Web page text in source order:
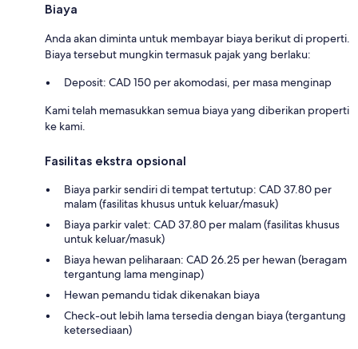
Biaya
Anda akan diminta untuk membayar biaya berikut di properti.
Biaya tersebut mungkin termasuk pajak yang berlaku:
Deposit: CAD 150 per akomodasi, per masa menginap
Kami telah memasukkan semua biaya yang diberikan properti
ke kami.
Fasilitas ekstra opsional
Biaya parkir sendiri di tempat tertutup: CAD 37.80 per
malam (fasilitas khusus untuk keluar/masuk)
Biaya parkir valet: CAD 37.80 per malam (fasilitas khusus
untuk keluar/masuk)
Biaya hewan peliharaan: CAD 26.25 per hewan (beragam
tergantung lama menginap)
Hewan pemandu tidak dikenakan biaya
Check-out lebih lama tersedia dengan biaya (tergantung
ketersediaan)